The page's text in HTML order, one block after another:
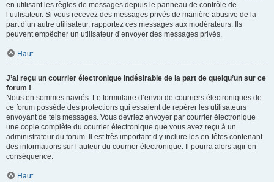
en utilisant les règles de messages depuis le panneau de contrôle de
l’utilisateur. Si vous recevez des messages privés de manière abusive de la
part d’un autre utilisateur, rapportez ces messages aux modérateurs. Ils
peuvent empêcher un utilisateur d’envoyer des messages privés.
Haut
J’ai reçu un courrier électronique indésirable de la part de quelqu’un sur ce
forum !
Nous en sommes navrés. Le formulaire d’envoi de courriers électroniques de
ce forum possède des protections qui essaient de repérer les utilisateurs
envoyant de tels messages. Vous devriez envoyer par courrier électronique
une copie complète du courrier électronique que vous avez reçu à un
administrateur du forum. Il est très important d’y inclure les en-têtes contenant
des informations sur l’auteur du courrier électronique. Il pourra alors agir en
conséquence.
Haut